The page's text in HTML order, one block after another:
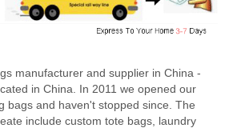
manufacturer and supplier in China -
in China. In 2011 we opened our
bags and haven't stopped since. The
include custom tote bags, laundry